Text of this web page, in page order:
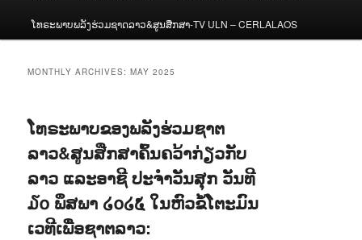
ໂທຣະພາບພລັງຮ່ວມຊາດລາວ&ສູນສືກສາ-TV ULN – CERLALAOS
MONTHLY ARCHIVES:MAY 2025
ໂທຣະພາບຂອງພລັງຮ່ວມຊາຕ
ລາວ&ສູນສືກສາຄົ້ນຄວ້າກ່ຽວກັບ
ລາວ ແລະອາຊີ ປະຈຳວັນສຸກ ວັນທີ
໓໐ ພຶສພາ ໒໐໒໕ ໃນຫົວຂໍ້ໂຕະມົນ
ເວທີເພື່ອຊາຕລາວ: